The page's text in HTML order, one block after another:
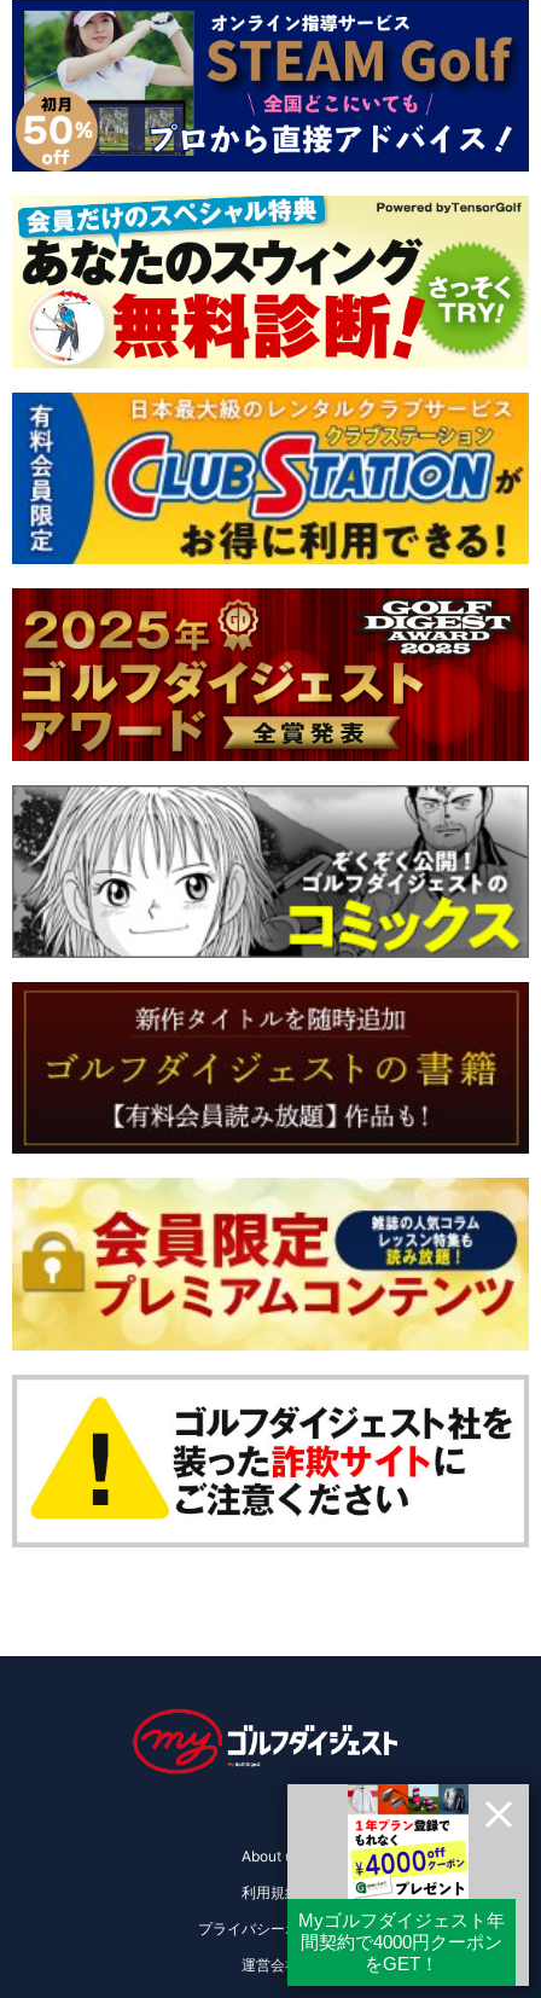
About us
利用規約
プライバシーポリシー
運営会社